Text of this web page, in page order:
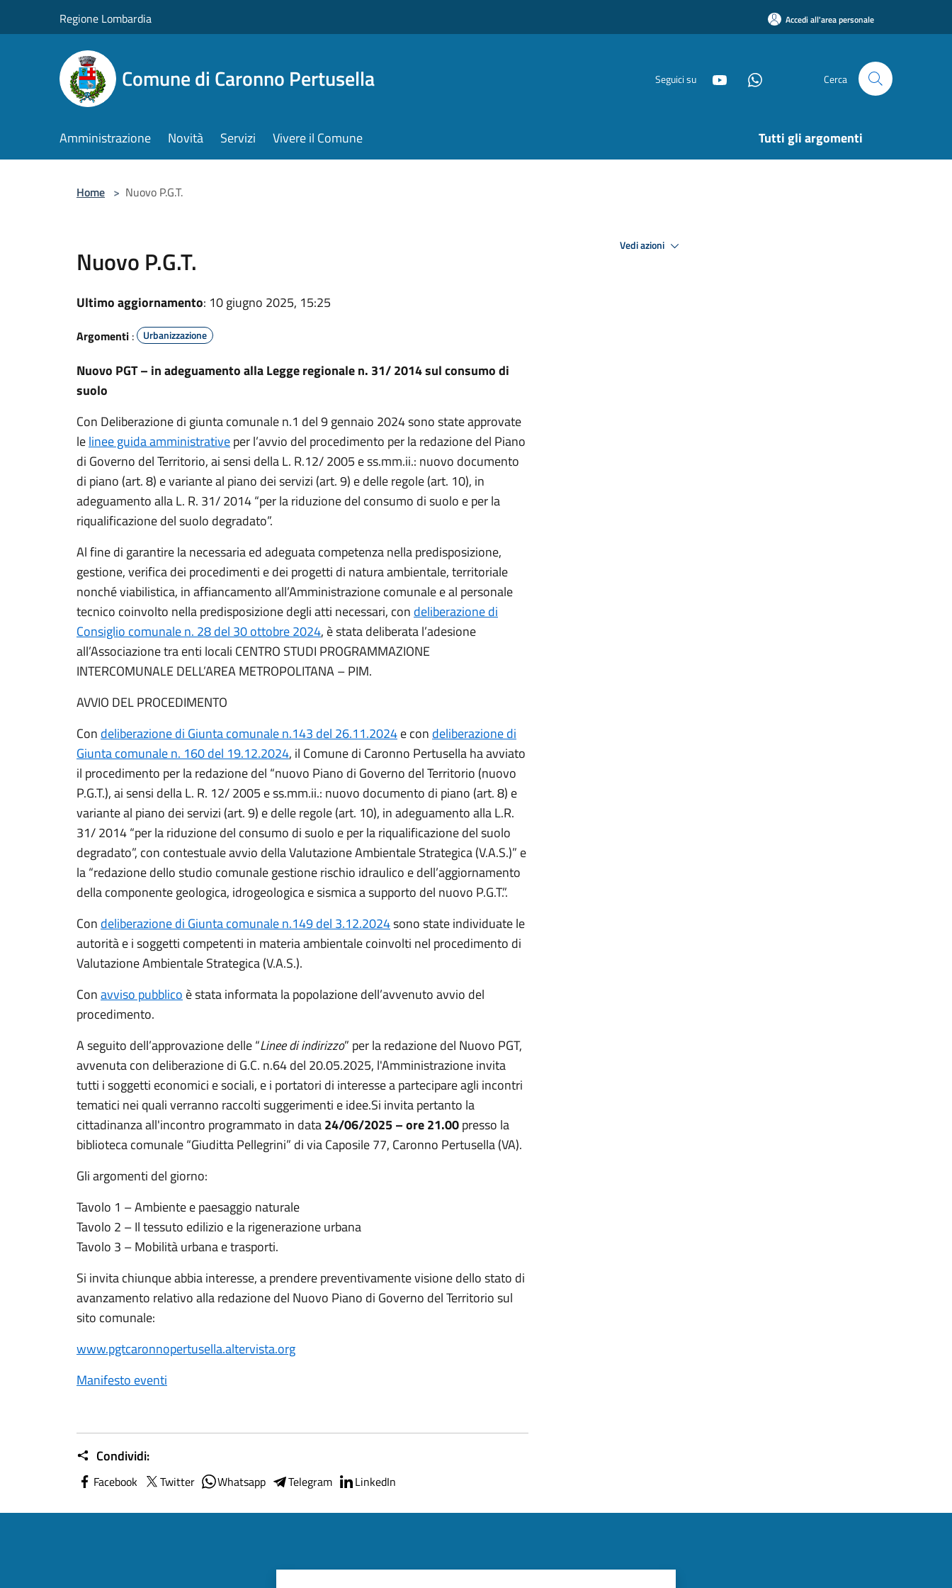
Regione Lombardia Accedi all'area personale
Comune di Caronno Pertusella Seguici su Cerca
Amministrazione Novità Servizi Vivere il Comune Tutti gli argomenti
Home > Nuovo P.G.T.
Nuovo P.G.T.
Ultimo aggiornamento: 10 giugno 2025, 15:25
Argomenti : Urbanizzazione
Nuovo PGT – in adeguamento alla Legge regionale n. 31/ 2014 sul consumo di
suolo
Con Deliberazione di giunta comunale n.1 del 9 gennaio 2024 sono state approvate
lelinee guida amministrativeper l’avvio del procedimento per la redazione del Piano
di Governo del Territorio, ai sensi della L. R.12/ 2005 e ss.mm.ii.: nuovo documento
di piano (art. 8) e variante al piano dei servizi (art. 9) e delle regole (art. 10), in
adeguamento alla L. R. 31/ 2014 “per la riduzione del consumo di suolo e per la
riqualificazione del suolo degradato”.
Al fine di garantire la necessaria ed adeguata competenza nella predisposizione,
gestione, verifica dei procedimenti e dei progetti di natura ambientale, territoriale
nonché viabilistica, in affiancamento all’Amministrazione comunale e al personale
tecnico coinvolto nella predisposizione degli atti necessari, con deliberazione di
Consiglio comunale n. 28 del 30 ottobre 2024, è stata deliberata l’adesione
all’Associazione tra enti locali CENTRO STUDI PROGRAMMAZIONE
INTERCOMUNALE DELL’AREA METROPOLITANA – PIM.
AVVIO DEL PROCEDIMENTO
Con deliberazione di Giunta comunale n.143 del 26.11.2024e con deliberazione di
Giunta comunale n. 160 del 19.12.2024, il Comune di Caronno Pertusella ha avviato
il procedimento per la redazione del “nuovo Piano di Governo del Territorio (nuovo
P.G.T.), ai sensi della L. R. 12/ 2005 e ss.mm.ii.: nuovo documento di piano (art. 8) e
variante al piano dei servizi (art. 9) e delle regole (art. 10), in adeguamento alla L.R.
31/ 2014 “per la riduzione del consumo di suolo e per la riqualificazione del suolo
degradato”, con contestuale avvio della Valutazione Ambientale Strategica (V.A.S.)” e
la “redazione dello studio comunale gestione rischio idraulico e dell’aggiornamento
della componente geologica, idrogeologica e sismica a supporto del nuovo P.G.T.”.
Con deliberazione di Giunta comunale n.149 del 3.12.2024sono state individuate le
autorità e i soggetti competenti in materia ambientale coinvolti nel procedimento di
Valutazione Ambientale Strategica (V.A.S.).
Conavviso pubblico è stata informata la popolazione dell’avvenuto avvio del
procedimento.
A seguito dell’approvazione delle “Linee di indirizzo” per la redazione del Nuovo PGT,
avvenuta con deliberazione di G.C. n.64 del 20.05.2025, l'Amministrazione invita
tutti i soggetti economici e sociali, e i portatori di interesse a partecipare agli incontri
tematici nei quali verranno raccolti suggerimenti e idee.Si invita pertanto la
cittadinanza all'incontro programmato in data24/06/2025 – ore 21.00presso la
biblioteca comunale “Giuditta Pellegrini” di via Caposile 77, Caronno Pertusella (VA).
Gli argomenti del giorno:
Tavolo 1 – Ambiente e paesaggio naturale
Tavolo 2 – Il tessuto edilizio e la rigenerazione urbana
Tavolo 3 – Mobilità urbana e trasporti.
Si invita chiunque abbia interesse, a prendere preventivamente visione dello stato di
avanzamento relativo alla redazione del Nuovo Piano di Governo del Territorio sul
sito comunale:
www.pgtcaronnopertusella.altervista.org
Manifesto eventi
Condividi:
Facebook Twitter Whatsapp Telegram LinkedIn
Vedi azioni